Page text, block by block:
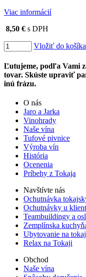
Viac informácií
8,50 € s DPH
Vložiť do košíka
Ľutujeme, podľa Vami
tovar. Skúste upraviť
inú frázu.
O nás
Jaro a Jarka
Vinohrady
Naše vína
Tufové pivnice
Výroba vín
História
Ocenenia
Príbehy z Tokaja
Navštívte nás
Ochutnávka
Ochutnávky u
Teambuildingy a
Zemplínska
Ubytovanie na
Relax na Tokaji
Obchod
Naše vína